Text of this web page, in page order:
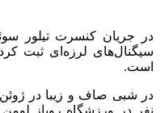
در جریان کنسرت تیلور
سیگنال‌های لرزه‌ای ثبت
است.
نفر در ورزشگاه روباز